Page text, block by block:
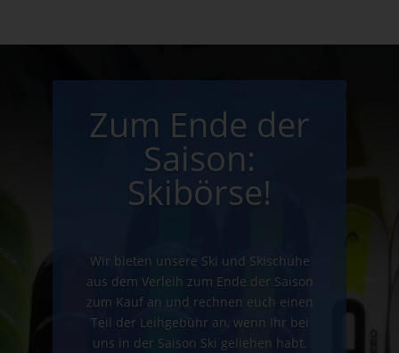
Zum Ende der
Saison:
Skibörse!
Wir bieten unsere Ski und Skischuhe
aus dem Verleih zum Ende der Saison
zum Kauf an und rechnen euch einen
Teil der Leihgebühr an, wenn Ihr bei
uns in der Saison Ski geliehen habt.